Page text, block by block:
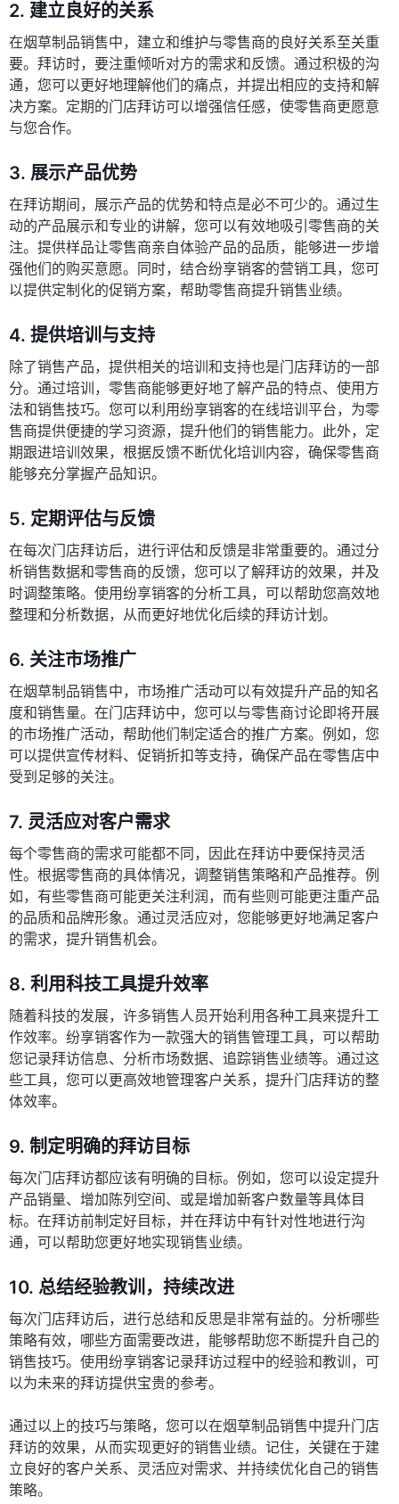
2. 建立良好的关系
在烟草制品销售中，建立和维护与零售商的良好关系至关重
要。拜访时，要注重倾听对方的需求和反馈。通过积极的沟
通，您可以更好地理解他们的痛点，并提出相应的支持和解
决方案。定期的门店拜访可以增强信任感，使零售商更愿意
与您合作。
3. 展示产品优势
在拜访期间，展示产品的优势和特点是必不可少的。通过生
动的产品展示和专业的讲解，您可以有效地吸引零售商的关
注。提供样品让零售商亲自体验产品的品质，能够进一步增
强他们的购买意愿。同时，结合纷享销客的营销工具，您可
以提供定制化的促销方案，帮助零售商提升销售业绩。
4. 提供培训与支持
除了销售产品，提供相关的培训和支持也是门店拜访的一部
分。通过培训，零售商能够更好地了解产品的特点、使用方
法和销售技巧。您可以利用纷享销客的在线培训平台，为零
售商提供便捷的学习资源，提升他们的销售能力。此外，定
期跟进培训效果，根据反馈不断优化培训内容，确保零售商
能够充分掌握产品知识。
5. 定期评估与反馈
在每次门店拜访后，进行评估和反馈是非常重要的。通过分
析销售数据和零售商的反馈，您可以了解拜访的效果，并及
时调整策略。使用纷享销客的分析工具，可以帮助您高效地
整理和分析数据，从而更好地优化后续的拜访计划。
6. 关注市场推广
在烟草制品销售中，市场推广活动可以有效提升产品的知名
度和销售量。在门店拜访中，您可以与零售商讨论即将开展
的市场推广活动，帮助他们制定适合的推广方案。例如，您
可以提供宣传材料、促销折扣等支持，确保产品在零售店中
受到足够的关注。
7. 灵活应对客户需求
每个零售商的需求可能都不同，因此在拜访中要保持灵活
性。根据零售商的具体情况，调整销售策略和产品推荐。例
如，有些零售商可能更关注利润，而有些则可能更注重产品
的品质和品牌形象。通过灵活应对，您能够更好地满足客户
的需求，提升销售机会。
8. 利用科技工具提升效率
随着科技的发展，许多销售人员开始利用各种工具来提升工
作效率。纷享销客作为一款强大的销售管理工具，可以帮助
您记录拜访信息、分析市场数据、追踪销售业绩等。通过这
些工具，您可以更高效地管理客户关系，提升门店拜访的整
体效率。
9. 制定明确的拜访目标
每次门店拜访都应该有明确的目标。例如，您可以设定提升
产品销量、增加陈列空间、或是增加新客户数量等具体目
标。在拜访前制定好目标，并在拜访中有针对性地进行沟
通，可以帮助您更好地实现销售业绩。
10. 总结经验教训，持续改进
每次门店拜访后，进行总结和反思是非常有益的。分析哪些
策略有效，哪些方面需要改进，能够帮助您不断提升自己的
销售技巧。使用纷享销客记录拜访过程中的经验和教训，可
以为未来的拜访提供宝贵的参考。
通过以上的技巧与策略，您可以在烟草制品销售中提升门店
拜访的效果，从而实现更好的销售业绩。记住，关键在于建
立良好的客户关系、灵活应对需求、并持续优化自己的销售
策略。